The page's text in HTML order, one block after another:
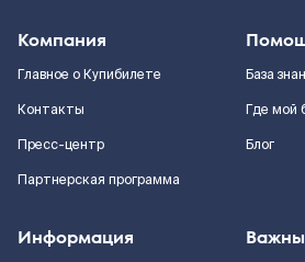
Компания
Главное о Купибилете
Контакты
Пресс-центр
Партнерская программа
База
Где мой
Блог
Информация